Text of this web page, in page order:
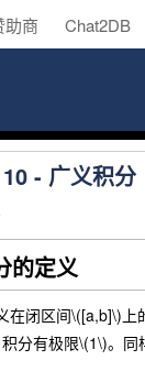
助商 Chat2DB
10 - 广义积分
的定义
闭区间\([a,b]\)上
分有极限\(1\)。